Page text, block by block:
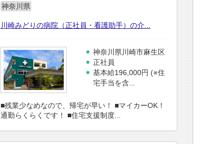
神奈川県
川崎みどりの病院（正社員・看護助手）の介...
神奈川県川崎市麻生区
正社員
基本給196,000円 (※住
宅手当を含...
■残業少なめなので、帰宅が早い！ ■マイカーOK！
通勤らくらくです！ ■住宅支援制度...